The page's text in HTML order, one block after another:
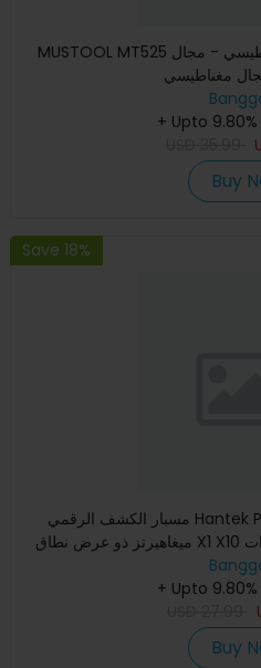
MUSTOOL MT525 جهاز قياس الإشعاع الكهرومغناطيسي - مجال
مغناطيسي
+ Upto
Buy
Save 18%
مسبار الكشف الرقمي Hantek PP-200 لجهاز الاستشعار 200
ميغاهيرتز ذو عرض نطاق X1 X10 لأداة التشخيص المحمولة للسيارات
ا
+ Upto
Buy